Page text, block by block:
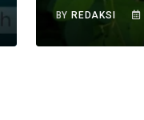
BYREDAKSI